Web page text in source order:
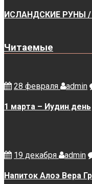
ИСЛАНДСКИЕ РУНЫ /
Читаемые
28 февраля admin
1 марта – Иудин день
19 декабря admin
Напиток Алоэ Вера